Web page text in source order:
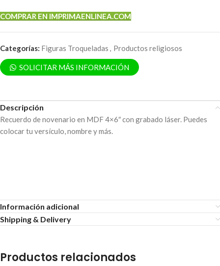
COMPRAR EN IMPRIMAENLINEA.COM
Categorías: Figuras Troqueladas , Productos religiosos
SOLICITAR MÁS INFORMACIÓN
Descripción
Recuerdo de novenario en MDF 4×6″ con grabado láser. Puedes
colocar tu versículo, nombre y más.
Información adicional
Shipping & Delivery
Productos relacionados